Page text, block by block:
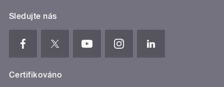
Sledujte nás
Certifikováno